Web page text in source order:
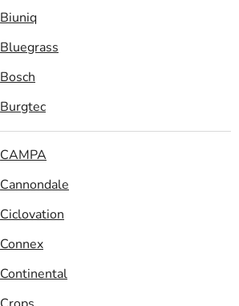
Biuniq
Bluegrass
Bosch
Burgtec
CAMPA
Cannondale
Ciclovation
Connex
Continental